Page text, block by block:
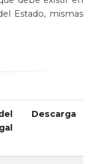
Estado, mismas
Descarga